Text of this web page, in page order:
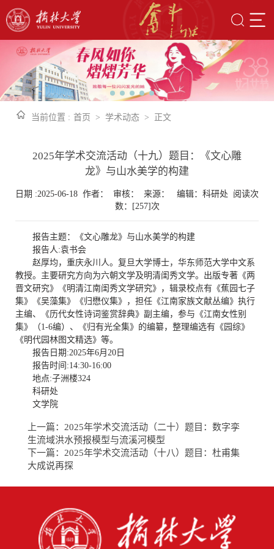
当前位置 : 首页 > 学术动态 > 正文
2025年学术交流活动（十九）题目：《文心雕
龙》与山水美学的构建
日期 :2025-06-18 作者： 审核： 来源： 编辑：科研处 阅读次
数：[257]次
报告主题：《文心雕龙》与山水美学的构建
报告人:袁书会
赵厚均，重庆永川人。复旦大学博士，华东师范大学中文系
教授。主要研究方向为六朝文学及明清闺秀文学。出版专著《两
晋文研究》《明清江南闺秀文学研究》，辑录校点有《蕉园七子
集》《吴藻集》《归懋仪集》，担任《江南家族文献丛编》执行
主编、《历代女性诗词鉴赏辞典》副主编，参与《江南女性别
集》（1-6编）、《归有光全集》的编纂，整理编选有《园综》
《明代园林图文精选》等。
报告日期:2025年6月20日
报告时间:14:30-16:00
地点:子洲楼324
科研处
文学院
上一篇： 2025年学术交流活动（二十）题目：数字孪
生流域洪水预报模型与流溪河模型
下一篇： 2025年学术交流活动（十八）题目：杜甫集
大成说再探